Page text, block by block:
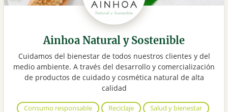
Ainhoa Natural y Sostenible
Cuidamos del bienestar de todos nuestros clientes y del
medio ambiente. A través del desarrollo y comercialización
de productos de cuidado y cosmética natural de alta
calidad
Consumo responsable Reciclaje
Salud y bienestar